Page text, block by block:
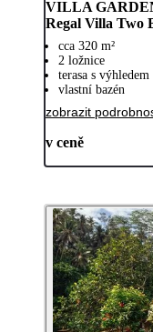
VILLA
Regal Villa Two
cca 320 m²
2 ložnice
terasa s
vlastní bazén
zobrazit
v ceně